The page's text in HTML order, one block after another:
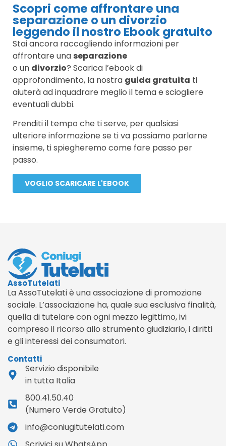
Scopri come affrontare una
separazione o un divorzio
leggendo il nostro Ebook gratuito
Stai ancora raccogliendo informazioni per
affrontare una separazione
o un divorzio? Scarica l’ebook di
approfondimento, la nostra guida gratuita ti
aiuterà ad inquadrare meglio il tema e sciogliere
eventuali dubbi.
Prenditi il tempo che ti serve, per qualsiasi
ulteriore informazione se ti va possiamo parlarne
insieme, ti spiegheremo come fare passo per
passo.
VOGLIO SCARICARE L'EBOOK
AssoTutelati
La AssoTutelati è una associazione di promozione
sociale. L’associazione ha, quale sua esclusiva finalità,
quella di tutelare con ogni mezzo legittimo, ivi
compreso il ricorso allo strumento giudiziario, i diritti
e gli interessi dei consumatori.
Contatti
Servizio disponibile
in tutta Italia
800.41.50.40
(Numero Verde Gratuito)
info@coniugitutelati.com